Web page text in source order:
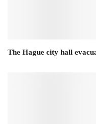
The Hague city hall